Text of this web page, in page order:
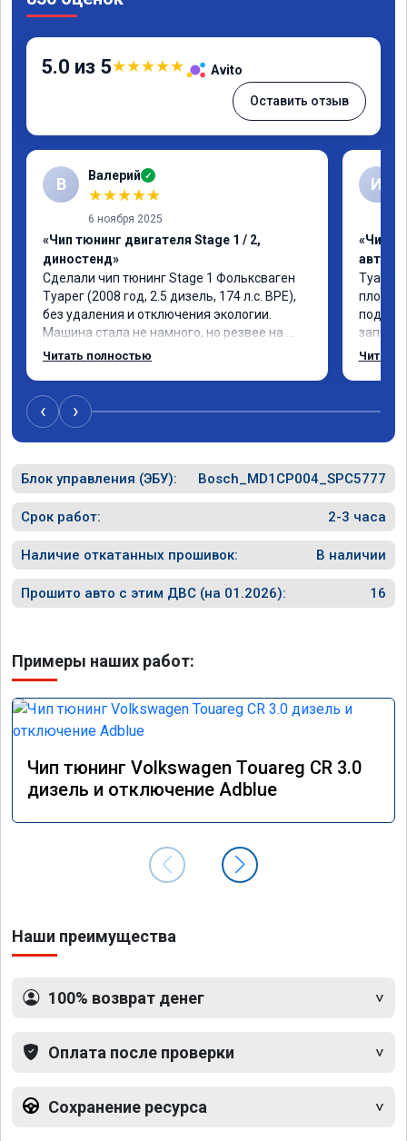
5.0 из 5★★★★★ Avito
Оставить отзыв
В Валерий ✓
★★★★★
6 ноября 2025
«Чип тюнинг двигателя Stage 1 / 2,
диностенд»
Сделали чип тюнинг Stage 1 Фольксваген
Туарег (2008 год, 2.5 дизель, 174 л.с. BPE),
без удаления и отключения экологии.
Машина стала не намного, но резвее на
низких оборотах и на скорости после 100
акселератора сократился.
Расход топлива не увеличился.
Получил что хотел. Рекомендую.
Читать полностью
И
«Чип
Туарег
плохо
работы
Читать
‹ ›
Блок управления (ЭБУ): Bosch_MD1CP004_SPC5777
Срок работ: 2-3 часа
Наличие откатанных прошивок: В наличии
Прошито авто с этим ДВС (на 01.2026): 16
Примеры наших работ:
Чип тюнинг Volkswagen Touareg CR 3.0
дизель и отключение Adblue
Наши преимущества
100% возврат денег
Оплата после проверки
Сохранение ресурса